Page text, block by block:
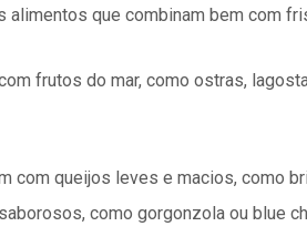
que combinam bem com
frutos do mar, como ostras,
com queijos leves e macios, como
como gorgonzola ou blue